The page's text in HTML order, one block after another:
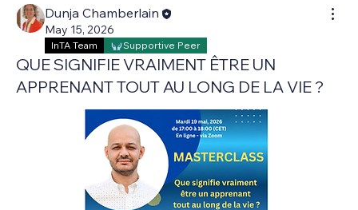
Dunja Chamberlain
May 15, 2026
InTA Team Supportive Peer
QUE SIGNIFIE VRAIMENT ÊTRE UN
APPRENANT TOUT AU LONG DE LA VIE ?